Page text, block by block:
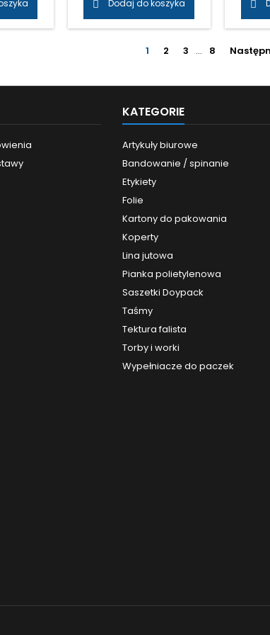
emulsyjnym klejem
odporna na zrywanie–
zakresie wag– przyjazna
zawiera substancji
trujących– stabilna
substancja...
 Dodaj do koszyka 
1 2 3 … 8
KATEGORIE
Artykuły biurowe
Bandowanie / spinanie
Etykiety
Folie
Kartony do pakowania
Koperty
Lina jutowa
Pianka polietylenowa
Saszetki Doypack
Taśmy
Tektura falista
Torby i worki
Wypełniacze do paczek